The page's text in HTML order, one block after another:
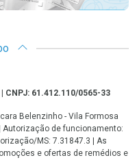
CNPJ: 61.412.110/0565-33
Belenzinho - Vila Formosa
Autorização de funcionamento:
MS: 7.31847.3 | As
e ofertas de remédios e